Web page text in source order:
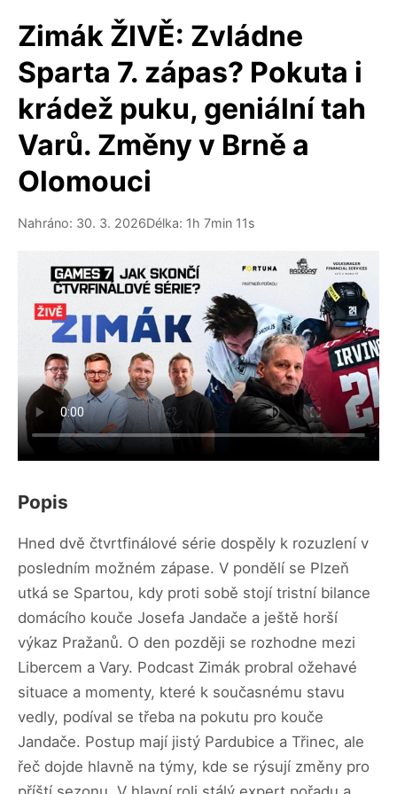
Zimák ŽIVĚ: Zvládne
Sparta 7. zápas? Pokuta i
krádež puku, geniální tah
Varů. Změny v Brně a
Olomouci
Nahráno: 30. 3. 2026Délka: 1h 7min 11s
Popis
Hned dvě čtvrtfinálové série dospěly k rozuzlení v
posledním možném zápase. V pondělí se Plzeň
utká se Spartou, kdy proti sobě stojí tristní bilance
domácího kouče Josefa Jandače a ještě horší
výkaz Pražanů. O den později se rozhodne mezi
Libercem a Vary. Podcast Zimák probral ožehavé
situace a momenty, které k současnému stavu
vedly, podíval se třeba na pokutu pro kouče
Jandače. Postup mají jistý Pardubice a Třinec, ale
řeč dojde hlavně na týmy, kde se rýsují změny pro